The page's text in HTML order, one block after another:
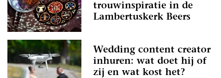
trouwinspiratie in de
Lambertuskerk Beers
Wedding content creator
inhuren: wat doet hij of
zij en wat kost het?